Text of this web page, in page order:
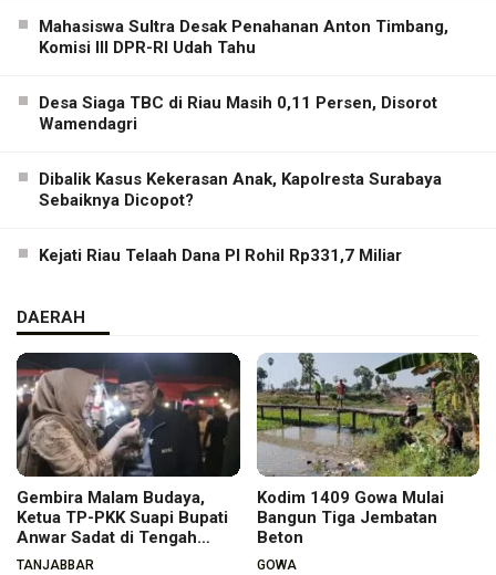
Mahasiswa Sultra Desak Penahanan Anton Timbang,
Komisi III DPR-RI Udah Tahu
Desa Siaga TBC di Riau Masih 0,11 Persen, Disorot
Wamendagri
Dibalik Kasus Kekerasan Anak, Kapolresta Surabaya
Sebaiknya Dicopot?
Kejati Riau Telaah Dana PI Rohil Rp331,7 Miliar
DAERAH
Gembira Malam Budaya,
Ketua TP-PKK Suapi Bupati
Anwar Sadat di Tengah
Warga
TANJABBAR
Kodim 1409 Gowa Mulai
Bangun Tiga Jembatan
Beton
GOWA